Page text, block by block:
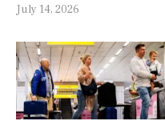
July 14, 2026